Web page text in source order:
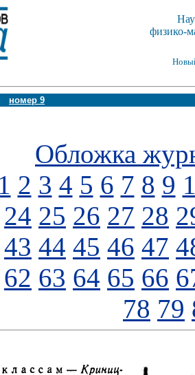
физико-
номер 9
Обложка
1 2 3 4 5 6 7 8 9
24 25 26 27 28
43 44 45 46 47
62 63 64 65 66
78 79